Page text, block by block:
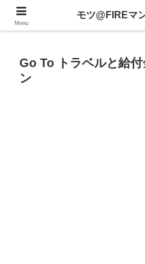
不動産、投資信託、暗号資産、
Go To トラベルと給
ン
Menu
モツ@FIREマ